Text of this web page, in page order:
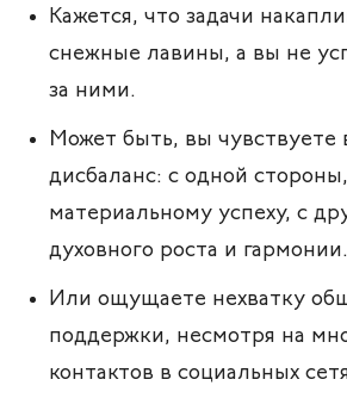
Кажется, что задачи
снежные лавины, а вы не
за ними.
Может быть, вы чувствуете
дисбаланс: с одной
материальному успеху, с
духовного роста и гармонии.
Или ощущаете нехватку
поддержки, несмотря на
контактов в социальных